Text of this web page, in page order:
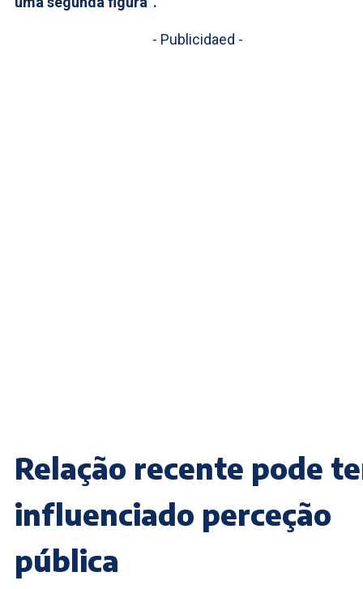
- Publicidaed -
Relação recente pode
influenciado perceção
pública